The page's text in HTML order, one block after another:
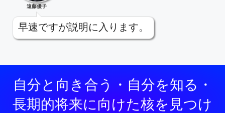
遠藤優子
早速ですが説明に入ります。
自分と向き合う・自分を知る・
長期的将来に向けた核を見つけ